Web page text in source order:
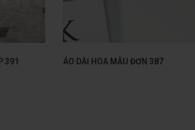
391 ÁO DÀI HOA MẪU ĐƠN 387